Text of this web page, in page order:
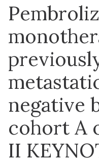
negative
cohort A
II